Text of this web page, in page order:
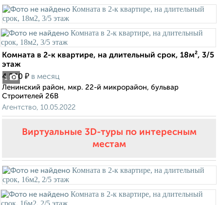
1
Комната в 2-к квартире, на длительный срок, 18м², 3/5
этаж
4 500 ₽ в месяц
Ленинский район, мкр. 22-й микрорайон, бульвар
Строителей 26В
Агентство, 10.05.2022
Виртуальные 3D-туры по интересным
местам